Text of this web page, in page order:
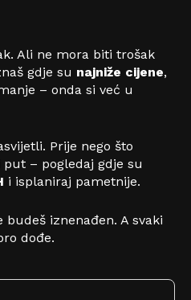
Ali ne mora biti trošak
gdje su najniže cijene,
– onda si već u
Prije nego što
– pogledaj gdje su
i isplaniraj pametnije.
iznenađen. A svaki
dođe.